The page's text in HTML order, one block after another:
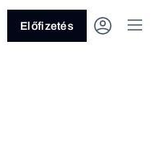
Előfizetés